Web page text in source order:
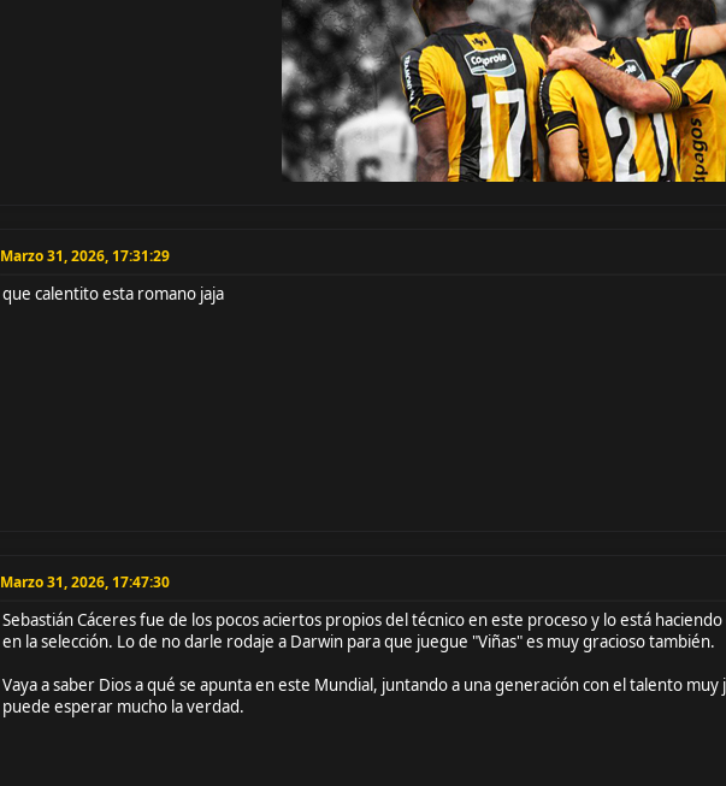
Marzo 31, 2026, 17:31:29
que calentito esta romano jaja
Marzo 31, 2026, 17:47:30
Sebastián Cáceres fue de los pocos aciertos propios del técnico en este proceso y lo está
en la selección. Lo de no darle rodaje a Darwin para que juegue "Viñas" es muy gracioso también.
Vaya a saber Dios a qué se apunta en este Mundial, juntando a una generación con el talento
puede esperar mucho la verdad.